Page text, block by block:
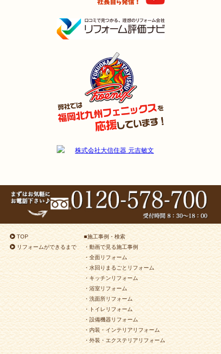
TOP
リフォームができるまで
■施工事例・検索
・動画で見る施工事例
・全面リフォーム
・水回りまるごとリフォーム
・キッチンリフォーム
・浴室リフォーム
・洗面所リフォーム
・トイレリフォーム
・設備機器リフォーム
・内装・インテリアリフォーム
・外装・エクステリアリフォーム